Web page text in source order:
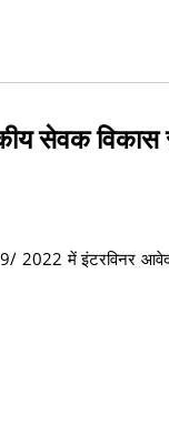
सेवक विकास
2022 में इंटरविनर